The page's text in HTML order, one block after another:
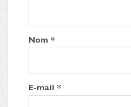
Nom *
E-mail *